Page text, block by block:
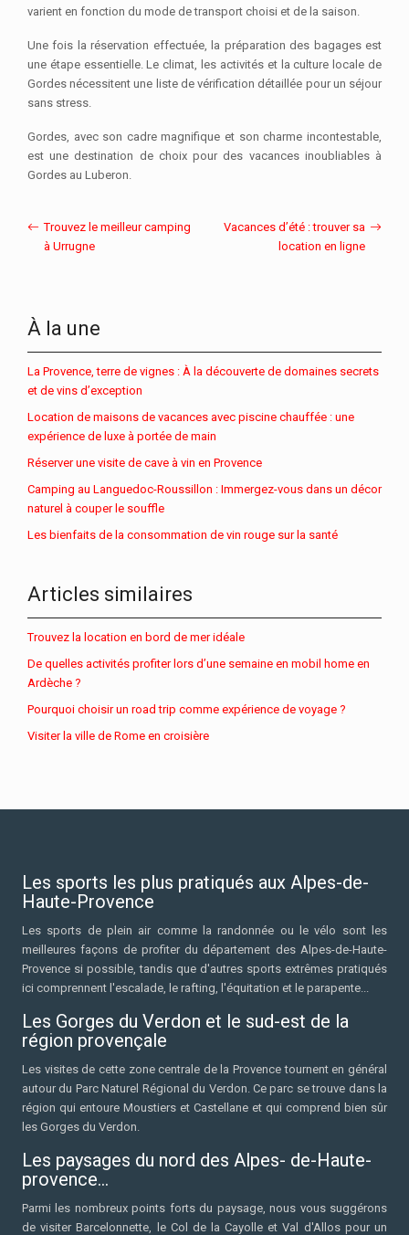
varient en fonction du mode de transport choisi et de la saison.
Une fois la réservation effectuée, la préparation des bagages est
une étape essentielle. Le climat, les activités et la culture locale de
Gordes nécessitent une liste de vérification détaillée pour un séjour
sans stress.
Gordes, avec son cadre magnifique et son charme incontestable,
est une destination de choix pour des vacances inoubliables à
Gordes au Luberon.
Trouvez le meilleur camping
à Urrugne
Vacances d’été : trouver sa
location en ligne
À la une
La Provence, terre de vignes : À la découverte de domaines secrets
et de vins d’exception
Location de maisons de vacances avec piscine chauffée : une
expérience de luxe à portée de main
Réserver une visite de cave à vin en Provence
Camping au Languedoc-Roussillon : Immergez-vous dans un décor
naturel à couper le souffle
Les bienfaits de la consommation de vin rouge sur la santé
Articles similaires
Trouvez la location en bord de mer idéale
De quelles activités profiter lors d’une semaine en mobil home en
Ardèche ?
Pourquoi choisir un road trip comme expérience de voyage ?
Visiter la ville de Rome en croisière
Les sports les plus pratiqués aux Alpes-de-
Haute-Provence
Les sports de plein air comme la randonnée ou le vélo sont les
meilleures façons de profiter du département des Alpes-de-Haute-
Provence si possible, tandis que d'autres sports extrêmes pratiqués
ici comprennent l'escalade, le rafting, l'équitation et le parapente...
Les Gorges du Verdon et le sud-est de la
région provençale
Les visites de cette zone centrale de la Provence tournent en général
autour du Parc Naturel Régional du Verdon. Ce parc se trouve dans la
région qui entoure Moustiers et Castellane et qui comprend bien sûr
les Gorges du Verdon.
Les paysages du nord des Alpes- de-Haute-
provence…
Parmi les nombreux points forts du paysage, nous vous suggérons
de visiter Barcelonnette, le Col de la Cayolle et Val d'Allos pour un